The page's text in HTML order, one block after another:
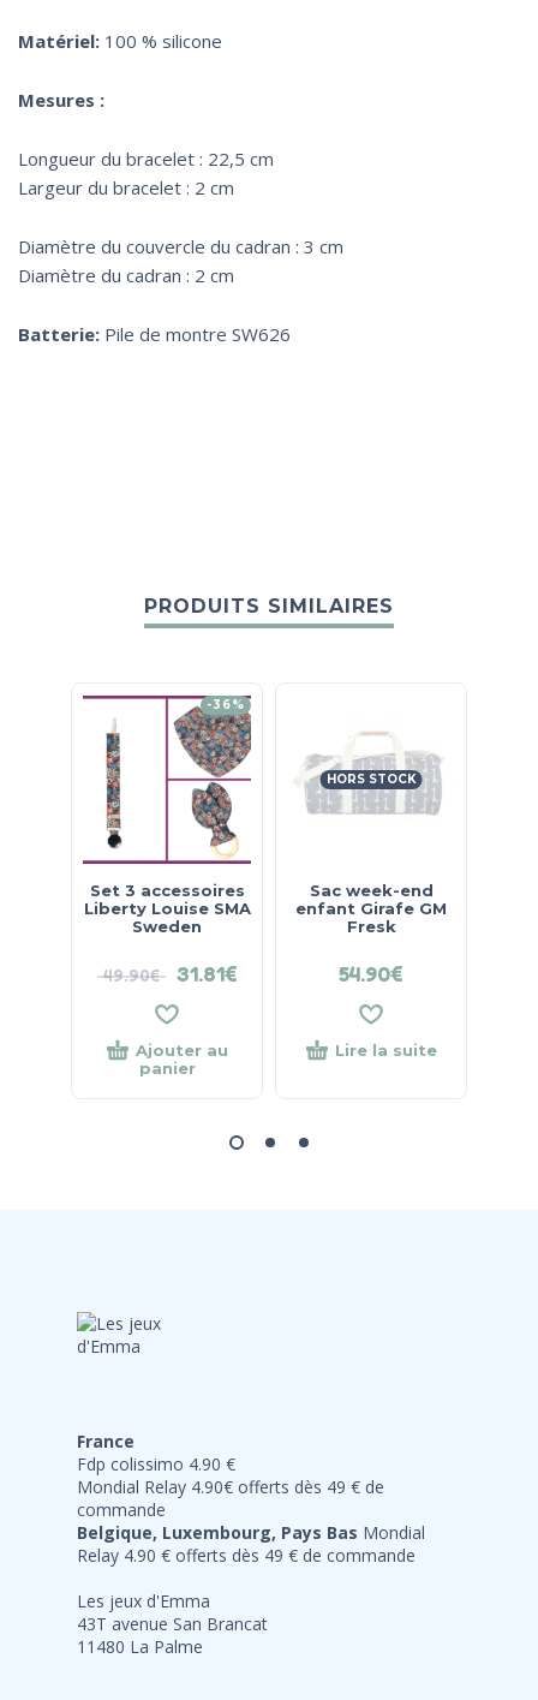
Matériel: 100 % silicone
Mesures :
Longueur du bracelet : 22,5 cm
Largeur du bracelet : 2 cm
Diamètre du couvercle du cadran : 3 cm
Diamètre du cadran : 2 cm
Batterie: Pile de montre SW626
PRODUITS SIMILAIRES
-36%
Set 3 accessoires
Liberty Louise SMA
Sweden
49.90€ 31.81€
Ajouter au
panier
HORS STOCK
Sac week-end
enfant Girafe GM
Fresk
54.90€
Lire la suite
France
Fdp colissimo 4.90 €
Mondial Relay 4.90€ offerts dès 49 € de
commande
Belgique, Luxembourg, Pays Bas Mondial
Relay 4.90 € offerts dès 49 € de commande
Les jeux d'Emma
43T avenue San Brancat
11480 La Palme